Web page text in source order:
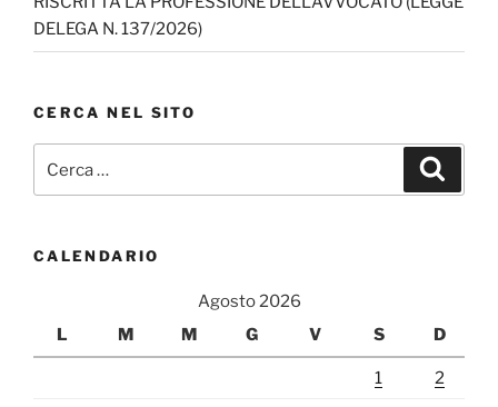
DELEGA N. 137/2026)
CERCA NEL SITO
CALENDARIO
Agosto 2026
L
M M G V S D
1 2